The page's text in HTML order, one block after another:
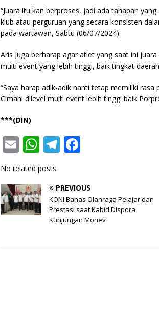
“Juara itu kan berproses, jadi ada tahapan
klub atau perguruan yang secara konsisten
pada wartawan, Sabtu (06/07/2024).
Aris juga berharap agar atlet yang saat ini
multi event yang lebih tinggi, baik tingkat
“Saya harap adik-adik nanti tetap memiliki
Cimahi dilevel multi event lebih tinggi baik
***(DIN)
E
m
ai
l
W
at
s
A
p
T
g
ra
m
e
b
o
No related posts.
PREVIOUS
KONI Bahas Olahraga Pelajar dan
Prestasi saat Kabid Dispora
Kunjungan Monev